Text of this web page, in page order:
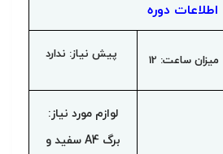
اطلاعات دوره
میزان ساعت: 12 پیش نیاز: ندارد
لوازم مورد نیاز:
برگ A4 سفید و